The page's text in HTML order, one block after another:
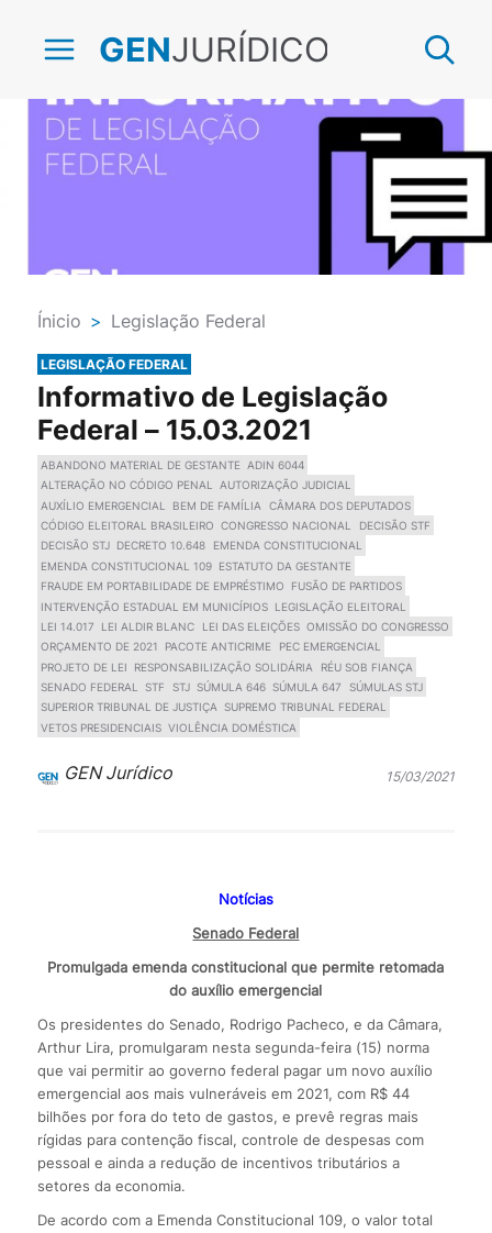
GENJURÍDICO
Ínicio > Legislação Federal
LEGISLAÇÃO FEDERAL
Informativo de Legislação
Federal – 15.03.2021
ABANDONO MATERIAL DE GESTANTE
ADIN 6044
ALTERAÇÃO NO CÓDIGO PENAL
AUTORIZAÇÃO JUDICIAL
AUXÍLIO EMERGENCIAL
BEM DE FAMÍLIA
CÂMARA DOS DEPUTADOS
CÓDIGO ELEITORAL BRASILEIRO CONGRESSO NACIONAL
DECISÃO STF
DECISÃO STJ
DECRETO 10.648
EMENDA CONSTITUCIONAL
EMENDA CONSTITUCIONAL 109
ESTATUTO DA GESTANTE
FRAUDE EM PORTABILIDADE DE EMPRÉSTIMO
FUSÃO DE PARTIDOS
INTERVENÇÃO ESTADUAL EM MUNICÍPIOS
LEGISLAÇÃO ELEITORAL
LEI 14.017
LEI ALDIR BLANC LEI DAS ELEIÇÕES OMISSÃO DO CONGRESSO
ORÇAMENTO DE 2021
PACOTE ANTICRIME
PEC EMERGENCIAL
PROJETO DE LEI
RESPONSABILIZAÇÃO SOLIDÁRIA
RÉU SOB FIANÇA
SENADO FEDERAL
STF STJ SÚMULA 646 SÚMULA 647
SÚMULAS STJ
SUPERIOR TRIBUNAL DE JUSTIÇA SUPREMO TRIBUNAL FEDERAL
VETOS PRESIDENCIAIS VIOLÊNCIA DOMÉSTICA
GEN Jurídico 15/03/2021
Notícias
Senado Federal
Promulgada emenda constitucional que permite retomada
do auxílio emergencial
Os presidentes do Senado, Rodrigo Pacheco, e da Câmara,
Arthur Lira, promulgaram nesta segunda-feira (15) norma
que vai permitir ao governo federal pagar um novo auxílio
emergencial aos mais vulneráveis em 2021, com R$ 44
bilhões por fora do teto de gastos, e prevê regras mais
rígidas para contenção fiscal, controle de despesas com
pessoal e ainda a redução de incentivos tributários a
setores da economia.
De acordo com a Emenda Constitucional 109, o valor total